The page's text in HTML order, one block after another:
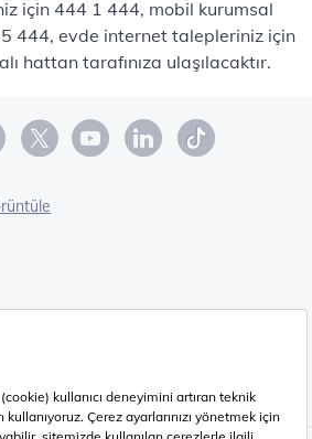
için 444 1 444, mobil kurumsal
444, evde internet talepleriniz için
hattan tarafınıza ulaşılacaktır.